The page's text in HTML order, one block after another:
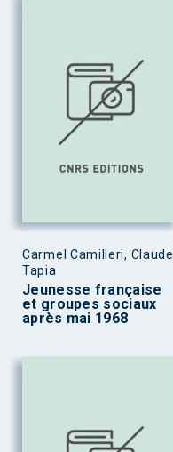
Carmel Camilleri, Claude
Tapia
Jeunesse française
et groupes sociaux
après mai 1968